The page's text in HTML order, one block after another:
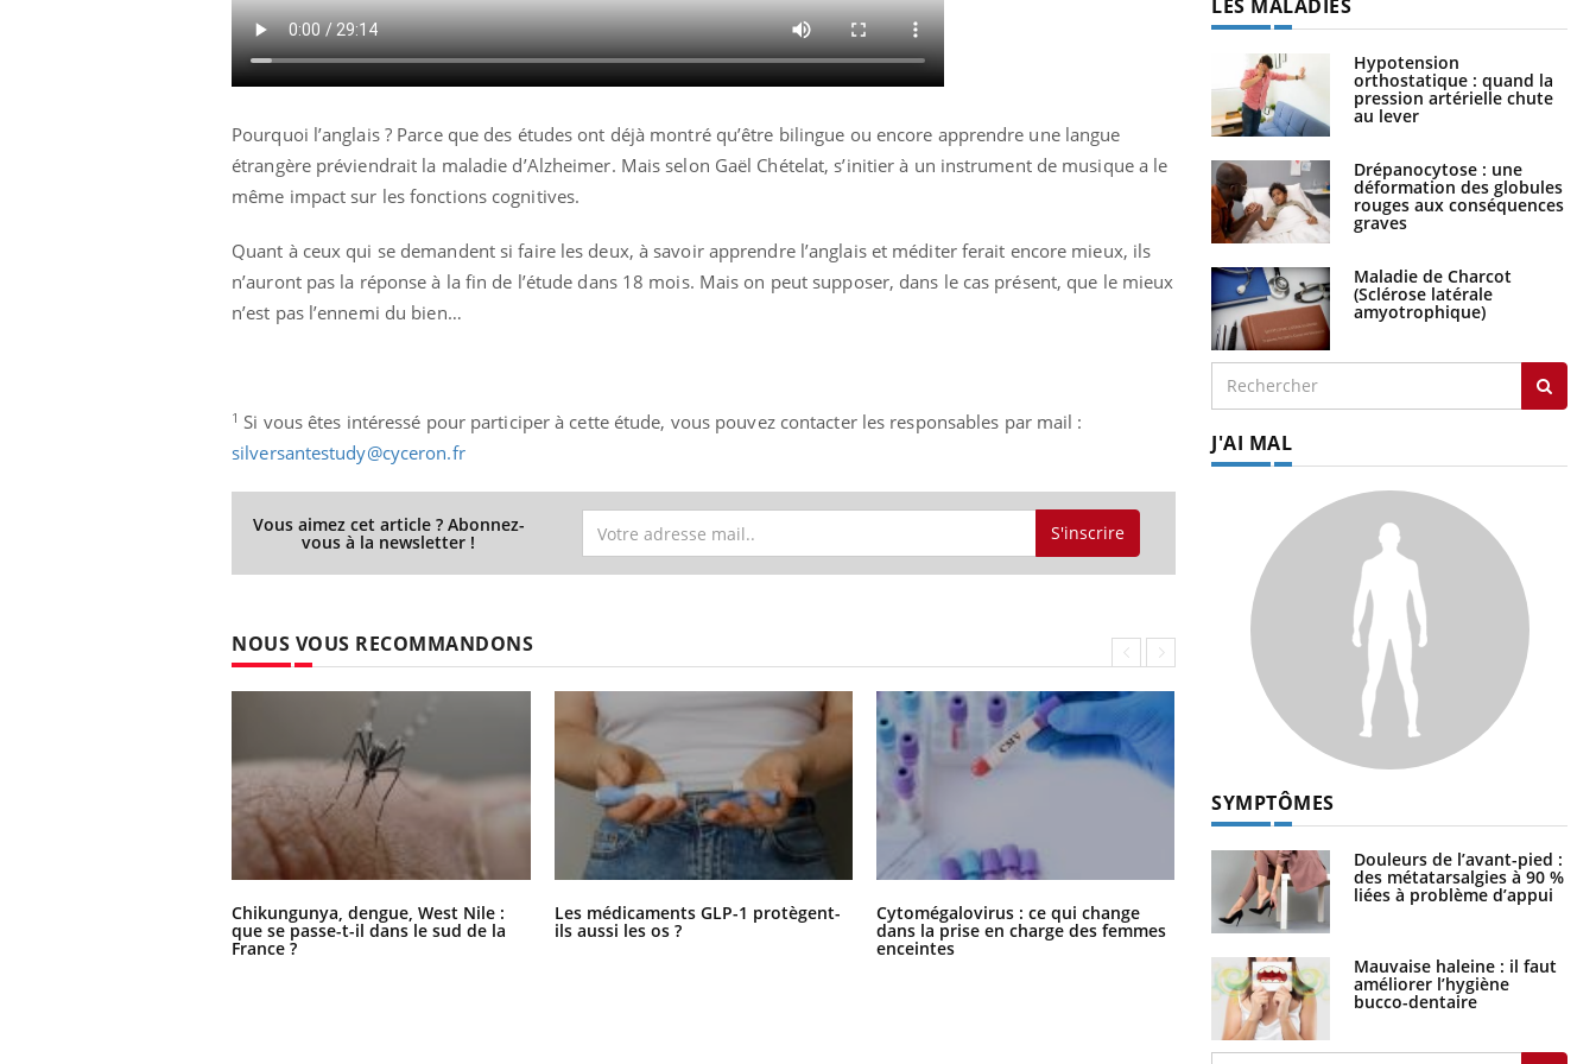
Pourquoi l’anglais ? Parce que des études ont déjà montré qu’être bilingue ou encore apprendre une langue
étrangère préviendrait la maladie d’Alzheimer. Mais selon Gaël Chételat, s’initier à un instrument de musique a le
même impact sur les fonctions cognitives.
Quant à ceux qui se demandent si faire les deux, à savoir apprendre l’anglais et méditer ferait encore mieux, ils
n’auront pas la réponse à la fin de l’étude dans 18 mois. Mais on peut supposer, dans le cas présent, que le mieux
n’est pas l’ennemi du bien…
1 Si vous êtes intéressé pour participer à cette étude, vous pouvez contacter les responsables par mail :
silversantestudy@cyceron.fr
Vous aimez cet article ? Abonnez-
vous à la newsletter ! S'inscrire
NOUS VOUS RECOMMANDONS
Chikungunya, dengue, West Nile :
que se passe-t-il dans le sud de la
France ?
Les médicaments GLP-1 protègent-
ils aussi les os ?
Cytomégalovirus : ce qui change
dans la prise en charge des femmes
enceintes
La sieste empêche-t-elle de dormir
la nuit ?
LES MALADIES
Hypotension
orthostatique : quand la
pression artérielle chute
au lever
Drépanocytose : une
déformation des globules
rouges aux conséquences
graves
Maladie de Charcot
(Sclérose latérale
amyotrophique)
J'AI MAL
SYMPTÔMES
Douleurs de l’avant-pied :
des métatarsalgies à 90 %
liées à problème d’appui
Mauvaise haleine : il faut
améliorer l’hygiène
bucco-dentaire